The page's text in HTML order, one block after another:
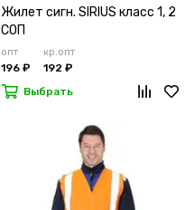
Жилет сигн. SIRIUS класс 1, 2
СОП
опт
196 ₽
кр.опт
192 ₽
Выбрать